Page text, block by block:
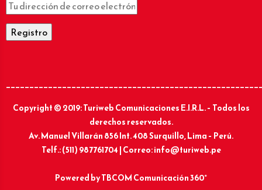
Copyright © 2019: Turiweb Comunicaciones E.I.R.L. – Todos los
derechos reservados.
Av. Manuel Villarán 856 Int. 408 Surquillo, Lima – Perú.
Telf.: (511) 987761704 | Correo: info@turiweb.pe
Powered byTBCOM Comunicación 360°